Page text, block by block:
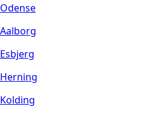
Odense
Aalborg
Esbjerg
Herning
Kolding